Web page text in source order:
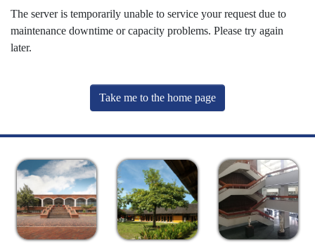
The server is temporarily unable to service your request due to
maintenance downtime or capacity problems. Please try again
later.
Take me to the home page